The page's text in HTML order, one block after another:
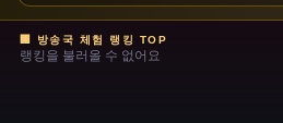
🏢 방송국 체험 랭킹 TOP
랭킹을 불러올 수 없어요